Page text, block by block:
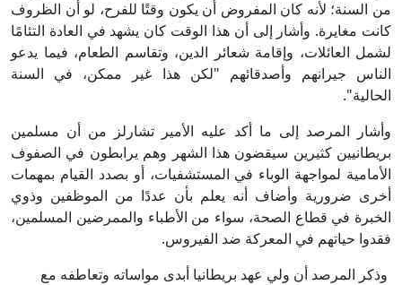
من السنة؛ لأنه كان المفروض أن يكون وقتًا للفرح، لو أن الظروف
كانت مغايرة. وأشار إلى أن هذا الوقت كان يشهد في العادة التئامًا
لشمل العائلات، وإقامة شعائر الدين، وتقاسم الطعام، فيما يدعو
الناس جيرانهم وأصدقائهم "لكن هذا غير ممكن، في السنة
الحالية".
وأشار المرصد إلى ما أكد عليه الأمير تشارلز من أن مسلمين
بريطانيين كثيرين سيقضون هذا الشهر وهم يرابطون في الصفوف
الأمامية لمواجهة الوباء في المستشفيات، أو بصدد القيام بمهمات
أخرى ضرورية وأضاف أنه يعلم بأن عددًا من الموظفين وذوي
الخبرة في قطاع الصحة، سواء من الأطباء والممرضين المسلمين،
فقدوا حياتهم في المعركة ضد الفيروس.
وذكر المرصد أن ولي عهد بريطانيا أبدى مواساته وتعاطفه مع